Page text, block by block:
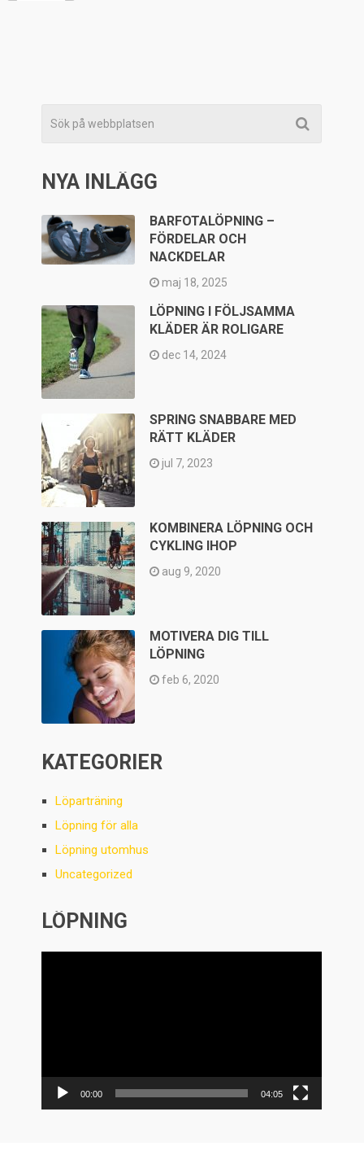
NYA INLÄGG
BARFOTALÖPNING –
FÖRDELAR OCH
NACKDELAR
maj 18, 2025
LÖPNING I FÖLJSAMMA
KLÄDER ÄR ROLIGARE
dec 14, 2024
SPRING SNABBARE MED
RÄTT KLÄDER
jul 7, 2023
KOMBINERA LÖPNING OCH
CYKLING IHOP
aug 9, 2020
MOTIVERA DIG TILL
LÖPNING
feb 6, 2020
KATEGORIER
Löparträning
Löpning för alla
Löpning utomhus
Uncategorized
LÖPNING
00:00 04:05